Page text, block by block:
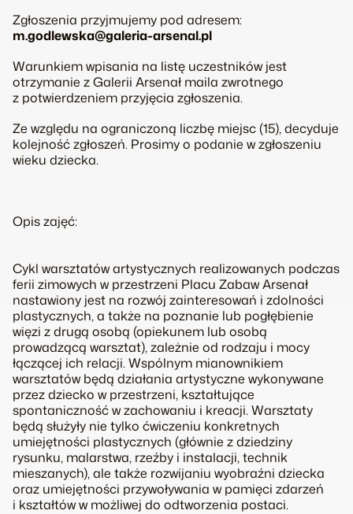
Zgłoszenia przyjmujemy pod adresem:
m.godlewska@galeria-arsenal.pl
Warunkiem wpisania na listę uczestników jest
otrzymanie z Galerii Arsenał maila zwrotnego
z potwierdzeniem przyjęcia zgłoszenia.
Ze względu na ograniczoną liczbę miejsc (15), decyduje
kolejność zgłoszeń. Prosimy o podanie w zgłoszeniu
wieku dziecka.
Opis zajęć:
Cykl warsztatów artystycznych realizowanych podczas
ferii zimowych w przestrzeni Placu Zabaw Arsenał
nastawiony jest na rozwój zainteresowań i zdolności
plastycznych, a także na poznanie lub pogłębienie
więzi z drugą osobą (opiekunem lub osobą
prowadzącą warsztat), zależnie od rodzaju i mocy
łączącej ich relacji. Wspólnym mianownikiem
warsztatów będą działania artystyczne wykonywane
przez dziecko w przestrzeni, kształtujące
spontaniczność w zachowaniu i kreacji. Warsztaty
będą służyły nie tylko ćwiczeniu konkretnych
umiejętności plastycznych (głównie z dziedziny
rysunku, malarstwa, rzeźby i instalacji, technik
mieszanych), ale także rozwijaniu wyobraźni dziecka
oraz umiejętności przywoływania w pamięci zdarzeń
i kształtów w możliwej do odtworzenia postaci.